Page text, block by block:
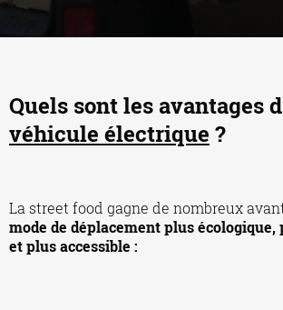
Quels sont les avantages
véhicule électrique ?
La street food gagne de nombreux
mode de déplacement plus écologique,
et plus accessible :